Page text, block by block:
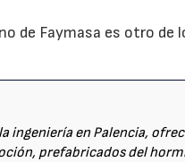
de Faymasa es otro
ingeniería en Palencia,
prefabricados del